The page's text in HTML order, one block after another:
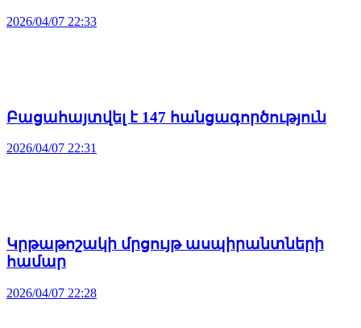
2026/04/07 22:33
Բացահայտվել է 147 հանցագործություն
2026/04/07 22:31
Կրթաթոշակի մրցույթ ասպիրանտների
համար
2026/04/07 22:28